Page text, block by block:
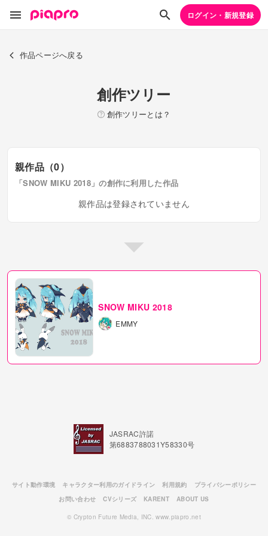
ログイン・新規登録
作品ページへ戻る
創作ツリー
創作ツリーとは？
親作品（0）
「SNOW MIKU 2018」の創作に利用した作品
親作品は登録されていません
SNOW MIKU 2018
EMMY
JASRAC許諾
第6883788031Y58330号
サイト動作環境 キャラクター利用のガイドライン 利用規約
プライバシーポリシー
お問い合わせ
CVシリーズ KARENT ABOUT US
© Crypton Future Media, INC. www.piapro.net